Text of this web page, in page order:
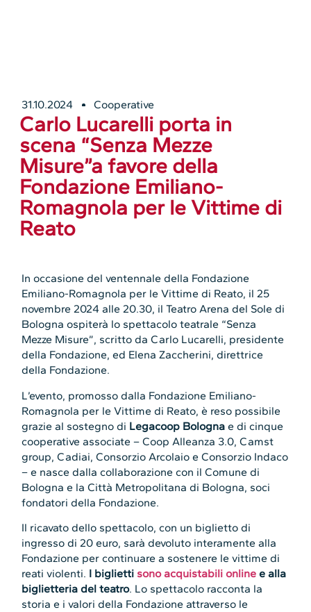
31.10.2024 Cooperative
Carlo Lucarelli porta in
scena “Senza Mezze
Misure”a favore della
Fondazione Emiliano-
Romagnola per le Vittime di
Reato
In occasione del ventennale della Fondazione
Emiliano-Romagnola per le Vittime di Reato, il 25
novembre 2024 alle 20.30, il Teatro Arena del Sole di
Bologna ospiterà lo spettacolo teatrale “Senza
Mezze Misure”, scritto da Carlo Lucarelli, presidente
della Fondazione, ed Elena Zaccherini, direttrice
della Fondazione.
L’evento, promosso dalla Fondazione Emiliano-
Romagnola per le Vittime di Reato, è reso possibile
grazie al sostegno di Legacoop Bologna e di cinque
cooperative associate – Coop Alleanza 3.0, Camst
group, Cadiai, Consorzio Arcolaio e Consorzio Indaco
– e nasce dalla collaborazione con il Comune di
Bologna e la Città Metropolitana di Bologna, soci
fondatori della Fondazione.
Il ricavato dello spettacolo, con un biglietto di
ingresso di 20 euro, sarà devoluto interamente alla
Fondazione per continuare a sostenere le vittime di
reati violenti. I biglietti sono acquistabili online e alla
biglietteria del teatro. Lo spettacolo racconta la
storia e i valori della Fondazione attraverso le